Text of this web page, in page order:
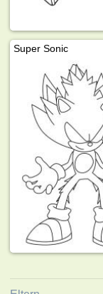
Super Sonic